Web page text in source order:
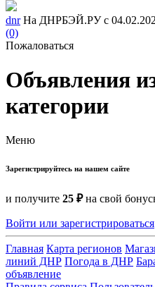
dnr На ДНРБЭЙ.РУ с
(0)
Пожаловаться
Объявления
категории
Меню
Зарегистрируйтесь на нашем сайте
и получите 25 ₽на свой
Войти или зарегистрироваться
Главная Карта регионов
линий ДНР Погода в ДНР
объявление